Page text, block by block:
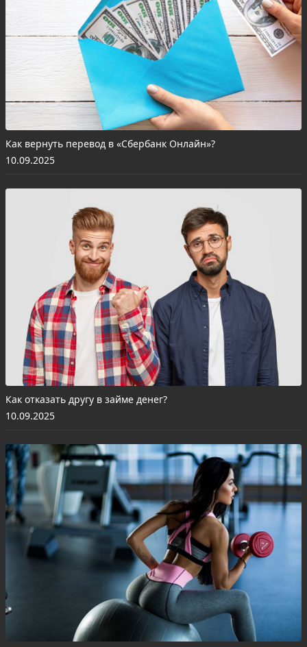
Как вернуть перевод в «Сбербанк Онлайн»?
10.09.2025
Как отказать другу в займе денег?
10.09.2025